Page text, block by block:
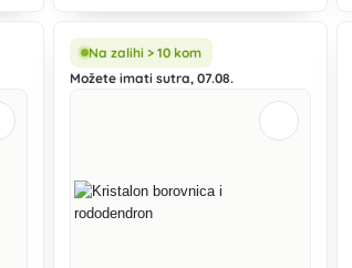
Na zalihi > 10 kom
Možete imati sutra, 07.08.